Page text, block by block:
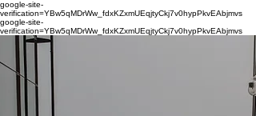
google-site-
verification=YBw5qMDrWw_fdxKZxmUEqjtyCkj7v0hypPkvEAbjmvs
google-site-
verification=YBw5qMDrWw_fdxKZxmUEqjtyCkj7v0hypPkvEAbjmvs